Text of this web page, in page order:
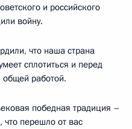
и российского
войну.
что наша страна
сплотиться и перед
работой.
победная традиция –
перешло от вас